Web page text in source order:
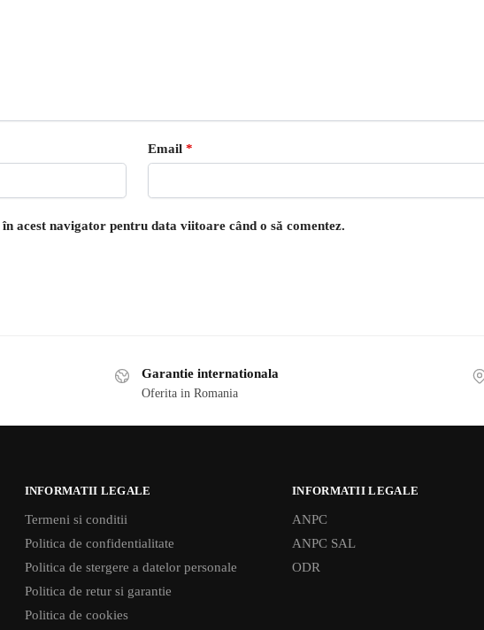
Email *
acest navigator pentru data viitoare când o să comentez.
Garantie internationala
Oferita in Romania
INFORMATII LEGALE
Termeni si conditii
Politica de confidentialitate
Politica de stergere a datelor personale
Politica de retur si garantie
Politica de cookies
INFORMATII LEGALE
ANPC
ANPC SAL
ODR